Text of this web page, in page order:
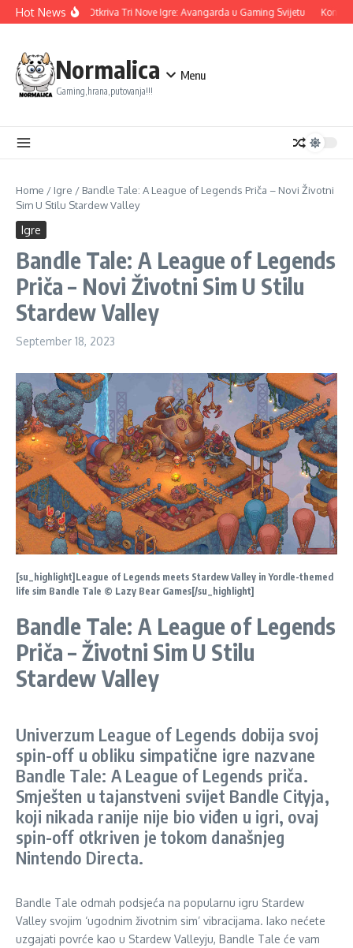
Skip to content
Hot NewsUbisoft Otkriva Tri Nove Igre: Avangarda u Gaming Svijetu
Normalica
Gaming,hrana,putovanja!!!
Menu
Home / Igre / Bandle Tale: A League of Legends Priča – Novi Životni
Sim U Stilu Stardew Valley
Igre
Bandle Tale: A League of Legends
Priča – Novi Životni Sim U Stilu
Stardew Valley
September 18, 2023
[su_highlight]League of Legends meets Stardew Valley in Yordle-themed
life sim Bandle Tale © Lazy Bear Games[/su_highlight]
Bandle Tale: A League of Legends
Priča – Životni Sim U Stilu
Stardew Valley
Univerzum League of Legends dobija svoj
spin-off u obliku simpatične igre nazvane
Bandle Tale: A League of Legends priča.
Smješten u tajanstveni svijet Bandle Cityja,
koji nikada ranije nije bio viđen u igri, ovaj
spin-off otkriven je tokom današnjeg
Nintendo Directa.
Bandle Tale odmah podsjeća na popularnu igru Stardew
Valley svojim ‘ugodnim životnim sim’ vibracijama. Iako nećete
uzgajati povrće kao u Stardew Valleyju, Bandle Tale će vam